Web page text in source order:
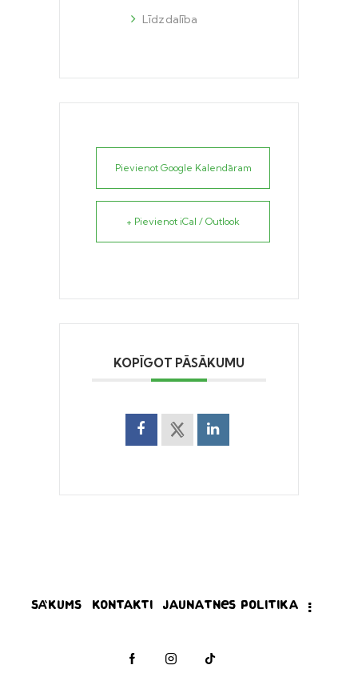
Līdzdalība
Pievienot Google Kalendāram
+ Pievienot iCal / Outlook
KOPĪGOT PĀSĀKUMU
Sākums Kontakti Jaunatnes politika